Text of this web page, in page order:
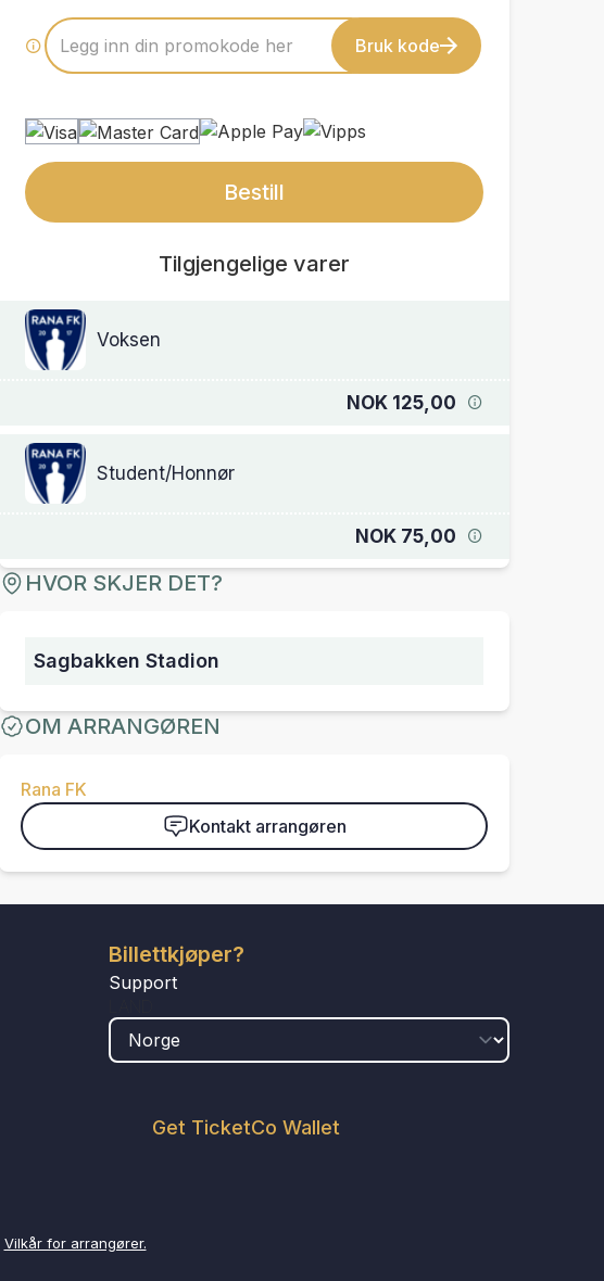
Bruk kode
Bestill
Tilgjengelige varer
Voksen
NOK 125,00
Student/Honnør
NOK 75,00
HVOR SKJER DET?
Sagbakken Stadion
OM ARRANGØREN
Rana FK
Kontakt arrangøren
Billettkjøper?
Support
Get TicketCo Wallet
Vilkår for arrangører.